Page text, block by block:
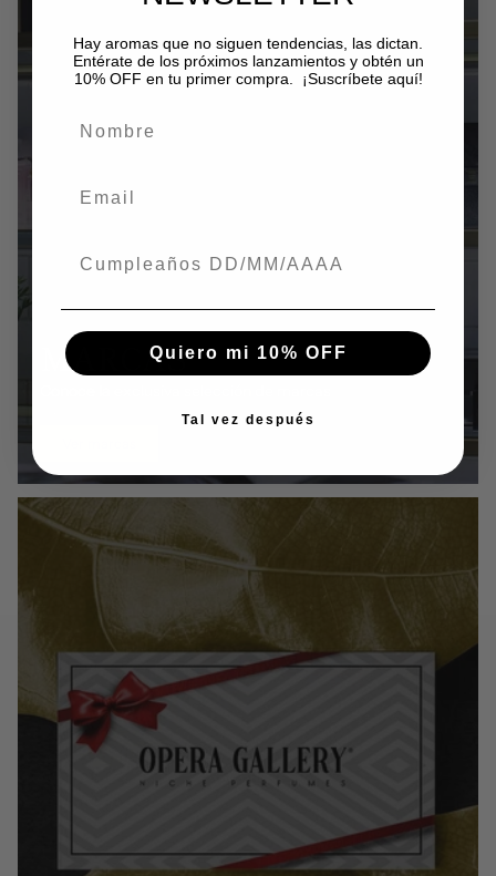
MARCAS
Hay aromas que no siguen tendencias, las dictan.
Entérate de los próximos lanzamientos y obtén un
10% OFF en tu primer compra. ¡Suscríbete aquí!
Quiero mi 10% OFF
Tal vez después